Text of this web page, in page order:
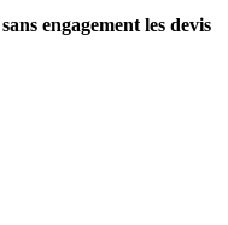
sans engagement les devis